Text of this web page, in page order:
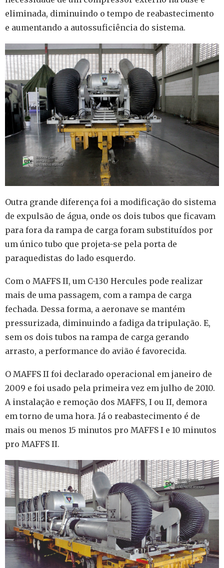
eliminada, diminuindo o tempo de reabastecimento
e aumentando a autossuficiência do sistema.
Outra grande diferença foi a modificação do sistema
de expulsão de água, onde os dois tubos que ficavam
para fora da rampa de carga foram substituídos por
um único tubo que projeta-se pela porta de
paraquedistas do lado esquerdo.
Com o MAFFS II, um C-130 Hercules pode realizar
mais de uma passagem, com a rampa de carga
fechada. Dessa forma, a aeronave se mantém
pressurizada, diminuindo a fadiga da tripulação. E,
sem os dois tubos na rampa de carga gerando
arrasto, a performance do avião é favorecida.
O MAFFS II foi declarado operacional em janeiro de
2009 e foi usado pela primeira vez em julho de 2010.
A instalação e remoção dos MAFFS, I ou II, demora
em torno de uma hora. Já o reabastecimento é de
mais ou menos 15 minutos pro MAFFS I e 10 minutos
pro MAFFS II.